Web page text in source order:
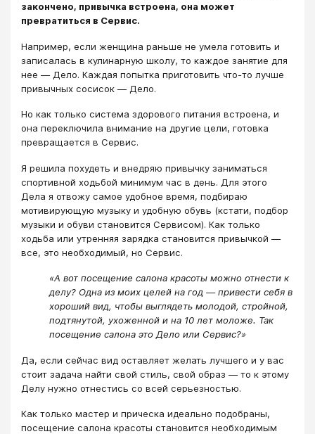
закончено, привычка встроена, она может
превратиться в Сервис.
Например, если женщина раньше не умела готовить и
записалась в кулинарную школу, то каждое занятие для
нее ― Дело. Каждая попытка приготовить что-то лучше
привычных сосисок ― Дело.
Но как только система здорового питания встроена, и
она переключила внимание на другие цели, готовка
превращается в Сервис.
Я решила похудеть и внедряю привычку заниматься
спортивной ходьбой минимум час в день. Для этого
Дела я отвожу самое удобное время, подбираю
мотивирующую музыку и удобную обувь (кстати, подбор
музыки и обуви становится Сервисом). Как только
ходьба или утренняя зарядка становится привычкой ―
все, это необходимый, но Сервис.
«А вот посещение салона красоты можно отнести к
делу? Одна из моих целей на год ― привести себя в
хороший вид, чтобы выглядеть молодой, стройной,
подтянутой, ухоженной и на 10 лет моложе. Так
посещение салона это Дело или Сервис?»
Да, если сейчас вид оставляет желать лучшего и у вас
стоит задача найти свой стиль, свой образ ― то к этому
Делу нужно отнестись со всей серьезностью.
Как только мастер и прическа идеально подобраны,
посещение салона красоты становится необходимым